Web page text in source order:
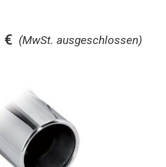
(MwSt. ausgeschlossen)
€